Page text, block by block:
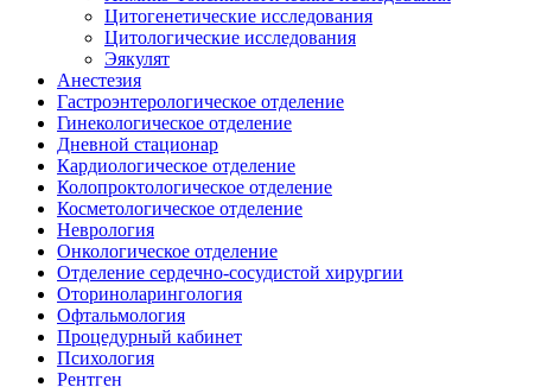
Цитогенетические исследования
Цитологические исследования
Эякулят
Анестезия
Гастроэнтерологическое отделение
Гинекологическое отделение
Дневной стационар
Кардиологическое отделение
Колопроктологическое отделение
Косметологическое отделение
Неврология
Онкологическое отделение
Отделение сердечно-сосудистой хирургии
Оториноларингология
Офтальмология
Процедурный кабинет
Психология
Рентген